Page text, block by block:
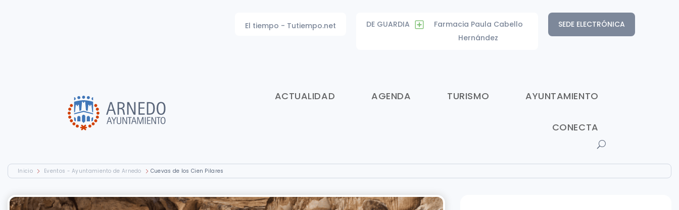
SEDE ELECTRÓNICA
DE GUARDIA
Farmacia Paula Cabello
Hernández
El tiempo - Tutiempo.net
ACTUALIDAD AGENDA TURISMO AYUNTAMIENTO
CONECTA
Inicio Eventos - Ayuntamiento de Arnedo Cuevas de los Cien Pilares